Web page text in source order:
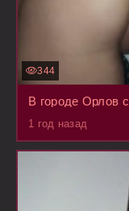
1 год назад
344